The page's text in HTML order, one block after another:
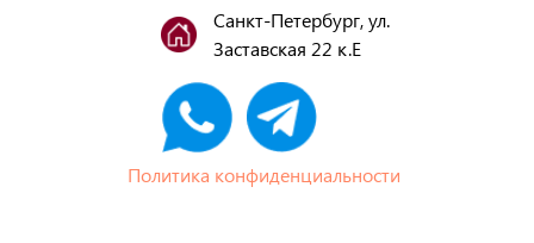
Санкт-Петербург, ул.
Заставская 22 к.Е
Политика конфиденциальности